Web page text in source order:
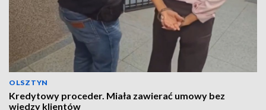
OLSZTYN
Kredytowy proceder. Miała zawierać umowy bez
wiedzy klientów